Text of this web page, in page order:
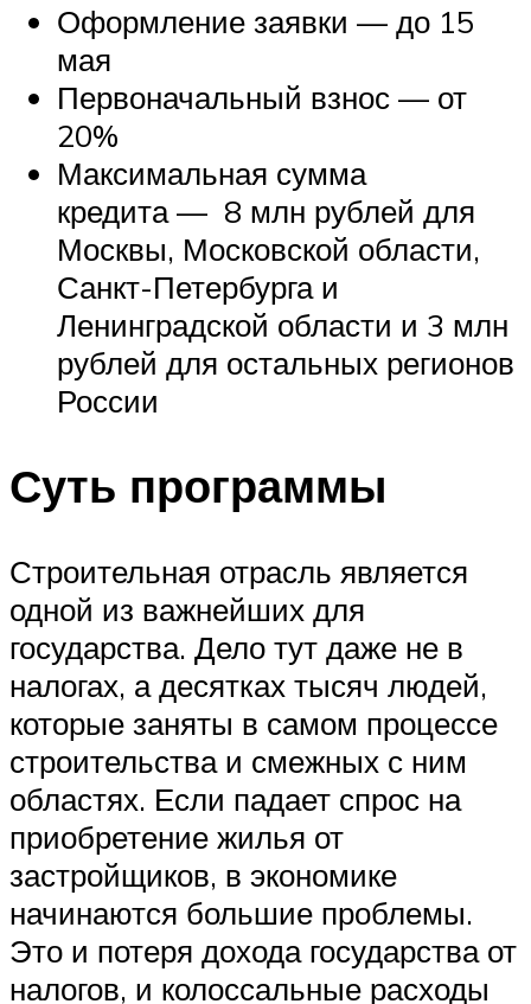
Оформление заявки — до 15
мая
Первоначальный взнос — от
20%
Максимальная сумма
кредита — 8 млн рублей для
Москвы, Московской области,
Санкт-Петербурга и
Ленинградской области и 3 млн
рублей для остальных регионов
России
Суть программы
Строительная отрасль является
одной из важнейших для
государства. Дело тут даже не в
налогах, а десятках тысяч людей,
которые заняты в самом процессе
строительства и смежных с ним
областях. Если падает спрос на
приобретение жилья от
застройщиков, в экономике
начинаются большие проблемы.
Это и потеря дохода государства от
налогов, и колоссальные расходы